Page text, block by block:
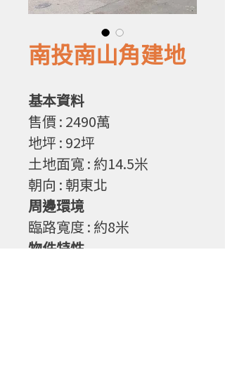
南投南山角建地
基本資料
售價 : 2490萬
地坪 : 92坪
土地面寬 : 約14.5米
朝向 : 朝東北
周邊環境
臨路寬度 : 約8米
物件特性